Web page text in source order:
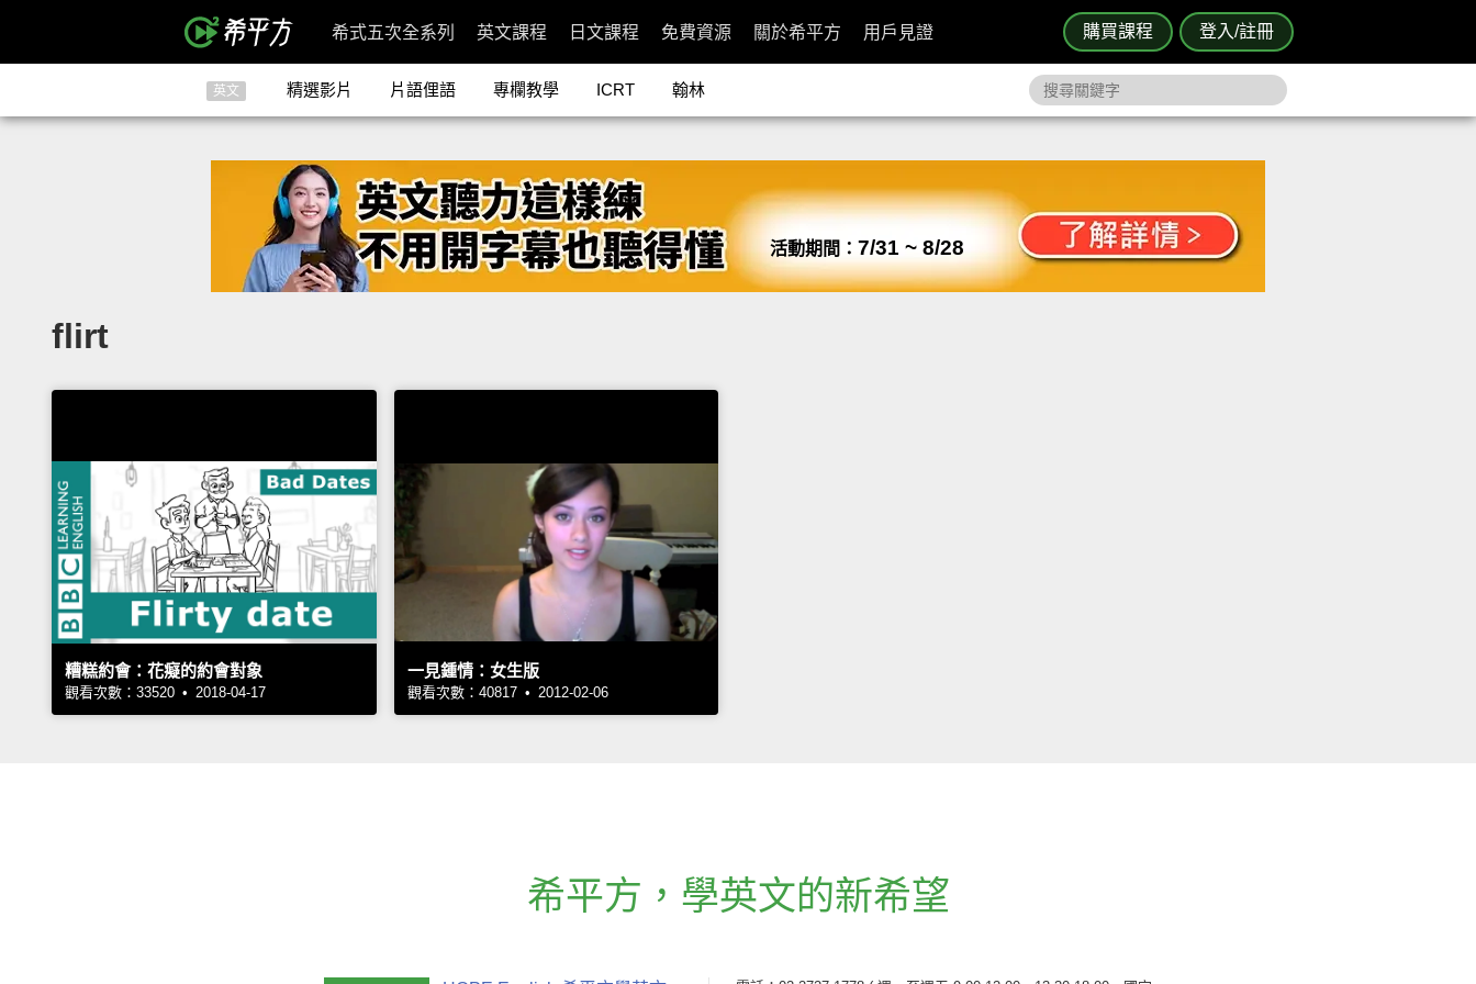
購買課程 登入/註冊
希式五次全系列 英文課程 日文課程 免費資源 關於希平方 用戶見證
英文 精選影片 片語俚語 專欄教學 ICRT 翰林
活動期間： 7/31 ~ 8/28
flirt
糟糕約會：花癡的約會對象
觀看次數：33520 • 2018-04-17
一見鍾情：女生版
觀看次數：40817 • 2012-02-06
希平方 ， 學英文的新希望